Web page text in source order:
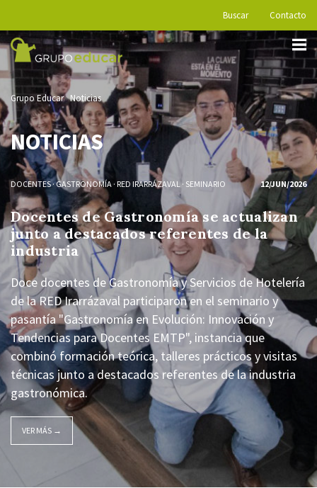
Buscar Contacto
Grupo Educar Noticias
NOTICIAS
DOCENTES·GASTRONOMÍA · RED IRARRÁZAVAL· SEMINARIO 12/JUN/2026
Docentes de Gastronomía se actualizan
junto a destacados referentes de la
industria
Doce docentes de Gastronomía y Servicios de Hotelería
de la RED Irarrázaval participaron en el seminario y
pasantía "Gastronomía en Evolución: Innovación y
Tendencias para Docentes EMTP", instancia que
combinó formación teórica, talleres prácticos y visitas
técnicas junto a destacados referentes de la industria
gastronómica.
VER MÁS →